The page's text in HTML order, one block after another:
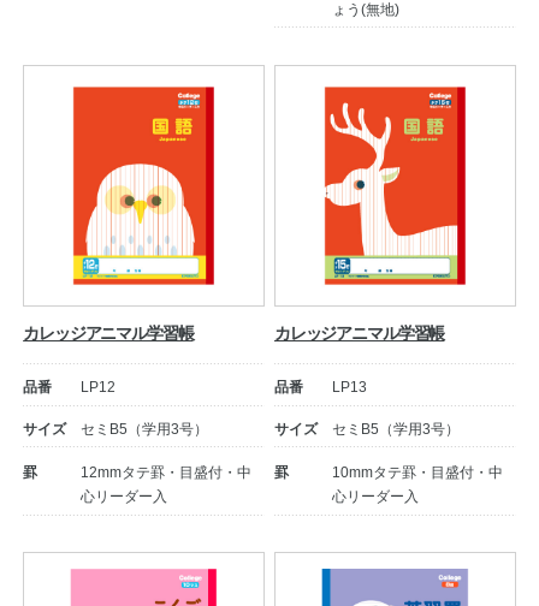
公式アカウント
日本ノート
ょう(無地)
カレッジアニマル学習帳
品番 LP12
サイズ セミB5（学用3号）
罫
12mmタテ罫・目盛付・中
心リーダー入
カレッジアニマル学習帳
品番 LP13
サイズ セミB5（学用3号）
罫
10mmタテ罫・目盛付・中
心リーダー入